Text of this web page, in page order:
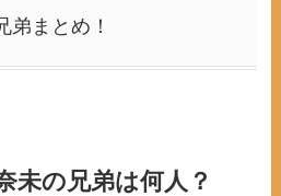
弟まとめ！
未の兄弟は何人？